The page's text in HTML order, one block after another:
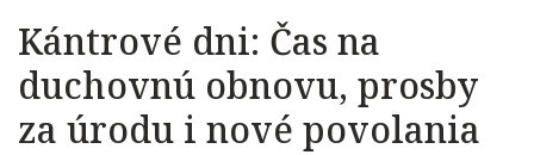
Kántrové dni: Čas na
duchovnú obnovu, prosby
za úrodu i nové povolania